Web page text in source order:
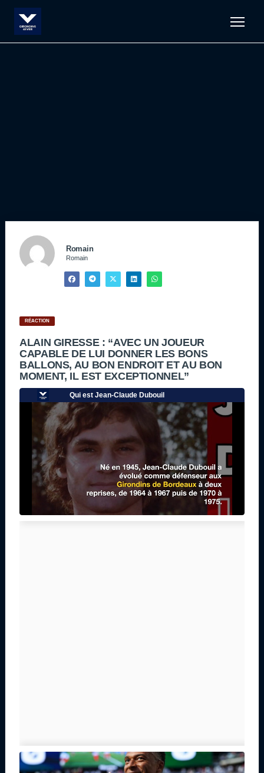
Romain
Romain
RÉACTION
ALAIN GIRESSE : “AVEC UN JOUEUR
CAPABLE DE LUI DONNER LES BONS
BALLONS, AU BON ENDROIT ET AU BON
MOMENT, IL EST EXCEPTIONNEL”